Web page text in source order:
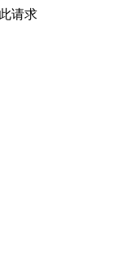
请求